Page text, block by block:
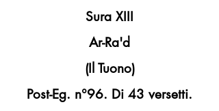
Sura XIII
Ar-Ra'd
(Il Tuono)
Post-Eg. n°96. Di 43 versetti.